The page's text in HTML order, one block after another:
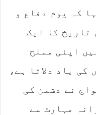
کہ یوم دفاع و
تاریخ کا ایک
اپنی مسلح
کی یاد دلاتا ہے،
نے دشمن کی
مہارت سے